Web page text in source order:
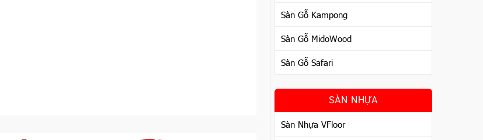
Sàn Gỗ Kampong
Sàn Gỗ MidoWood
Sàn Gỗ Safari
SÀN NHỰA
Sàn Nhựa VFloor